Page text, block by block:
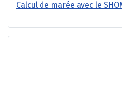
Calcul de marée avec le